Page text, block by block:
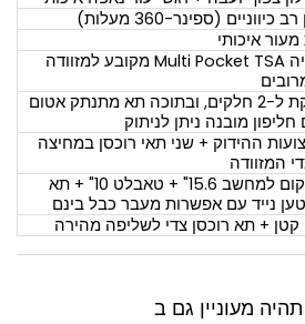
איכותי
מנעול קומבינציה Multi Pocket TSA מקובע למזוודה
המזוודה מחולקת ל-2 חלקים, ובתוכה תא מתנתק אטום
מובנה ניתן לניתוק
ההידוק + שני תאי רוכסן במחיצה
המזוודה
תא קדמי עם מקום למחשב 15.6" + טאבלט 10" + תא
נייד עם אפשרות מעבר כבל בינם
קטן + תא רוכסן צדי לשליפה מהירה
מעוניין גם ב